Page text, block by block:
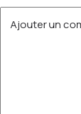
Ajouter un